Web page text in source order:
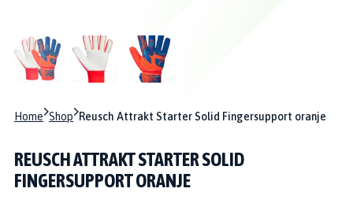
Home Shop Reusch Attrakt Starter Solid Fingersupport oranje
REUSCH ATTRAKT STARTER SOLID
FINGERSUPPORT ORANJE